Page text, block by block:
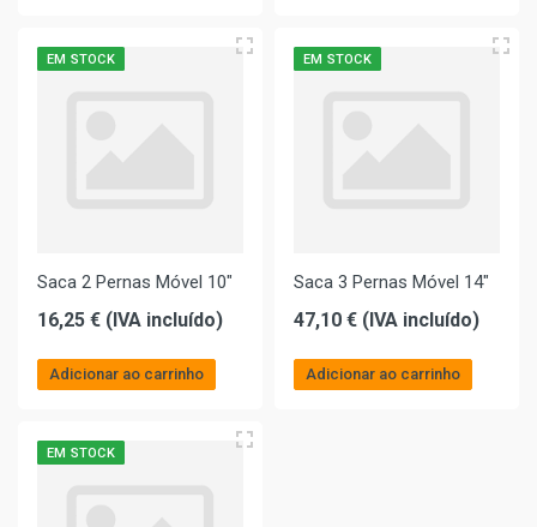
EM STOCK
Saca 2 Pernas Móvel 10"
16,25 € (IVA incluído)
Adicionar ao carrinho
EM STOCK
Saca 3 Pernas Móvel 14"
47,10 € (IVA incluído)
Adicionar ao carrinho
EM STOCK